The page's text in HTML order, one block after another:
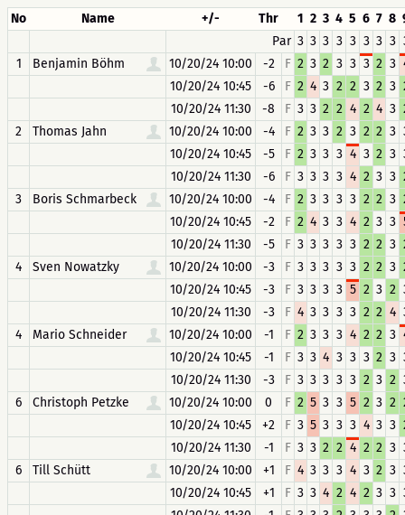
No Name +/- Thr 1 2 3 4 5 6 7 8
Par 3 3 3 3 3 3 3 3
1
Benjamin Böhm 10/20/24 10:00 -2 F 2 3 2 3 3 3 2 3
10/20/24 10:45
-6 F 2 4 3 2 2 3 2 3
10/20/24 11:30
-8 F 3 3 2 2 4 2 4 3
2
Thomas Jahn 10/20/24 10:00 -4 F 2 3 3 2 3 2 2 3
10/20/24 10:45
-5 F 2 3 3 3 4 3 2 3
10/20/24 11:30
-6 F 3 3 3 3 4 2 3 3
3
Boris Schmarbeck 10/20/24 10:00 -4 F 2 3 3 3 3 2 2 3
10/20/24 10:45
-2 F 2 4 3 3 4 2 3 3
10/20/24 11:30
-5 F 3 3 3 3 3 2 2 3
4
Sven Nowatzky 10/20/24 10:00 -3 F 3 3 3 3 3 2 2 3
10/20/24 10:45
-3 F 3 3 3 3 5 2 3 2
10/20/24 11:30
-3 F 4 3 3 3 3 2 2 4
4
Mario Schneider 10/20/24 10:00 -1 F 2 3 3 3 4 2 2 3
10/20/24 10:45
-1 F 3 3 4 3 3 3 2 3
10/20/24 11:30
-3 F 3 3 3 3 3 2 3 2
6
Christoph Petzke 10/20/24 10:00 0 F 2 5 3 3 5 2 3 2
10/20/24 10:45
+2 F 3 5 3 3 3 4 3 3
10/20/24 11:30
-1 F 3 3 2 2 4 2 2 3
6
Till Schütt 10/20/24 10:00 +1 F 4 3 3 3 4 3 2 3
10/20/24 10:45
+1 F 3 3 4 2 4 2 3 3